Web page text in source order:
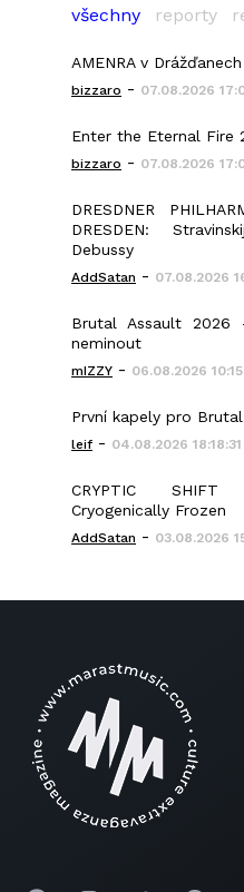
všechny reporty
AMENRA v Drážďanech
bizzaro - 07.08.2026
Enter the Eternal Fire
bizzaro - 07.08.2026
DRESDNER
DRESDEN:
Debussy
AddSatan - 07.08.2026
Brutal Assault
neminout
mIZZY - 06.08.2026
První kapely pro
leif - 04.08.2026 18:18:31
CRYPTIC
Cryogenically Frozen
AddSatan - 03.08.2026